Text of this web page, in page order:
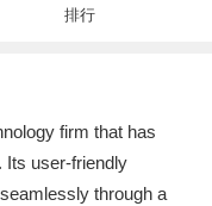
排行
firm that has
Its user-friendly
through a